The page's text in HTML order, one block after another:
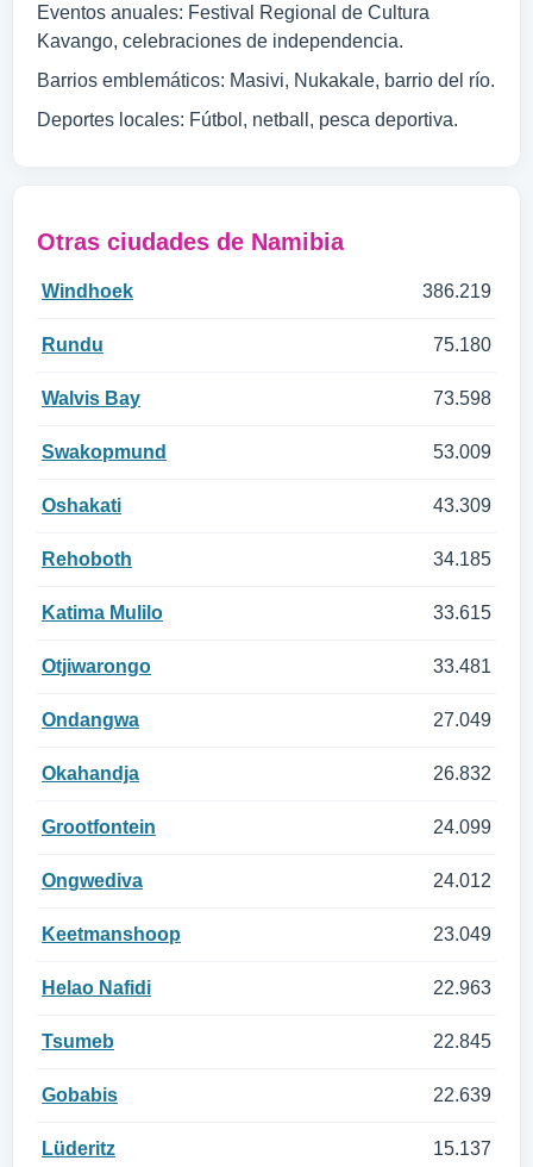
Eventos anuales: Festival Regional de Cultura
Kavango, celebraciones de independencia.
Barrios emblemáticos: Masivi, Nukakale, barrio del río.
Deportes locales: Fútbol, netball, pesca deportiva.
Otras ciudades de Namibia
Windhoek 386.219
Rundu 75.180
Walvis Bay 73.598
Swakopmund 53.009
Oshakati 43.309
Rehoboth 34.185
Katima Mulilo 33.615
Otjiwarongo 33.481
Ondangwa 27.049
Okahandja 26.832
Grootfontein 24.099
Ongwediva 24.012
Keetmanshoop 23.049
Helao Nafidi 22.963
Tsumeb 22.845
Gobabis 22.639
Lüderitz 15.137